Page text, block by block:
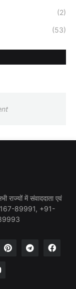
(2)
(53)
में संवाददाता एवं
89991, +91-